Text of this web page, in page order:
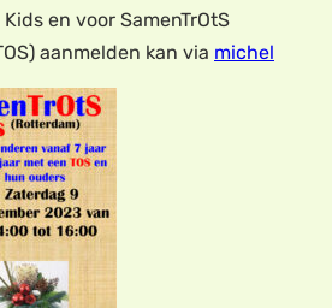
en voor SamenTrOtS
aanmelden kan via michel